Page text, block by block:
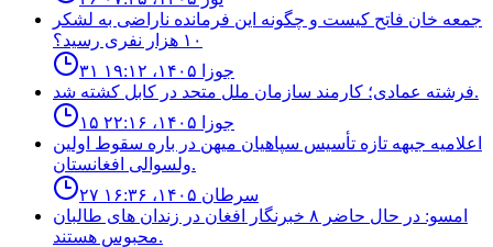
جمعه خان فاتح كيست و چگونه اين فرمانده ناراضى به لشكر
١٠ هزار نفرى رسيد؟
۳۱ جوزا ۱۴۰۵، ۱۹:۱۲
فرشته عمادى؛ كارمند سازمان ملل متحد در كابل كشته شد.
۱۵ جوزا ۱۴۰۵، ۲۲:۱۶
اعلاميه جبهه تازه تأسيس سپاهيان ميهن در باره سقوط اولين
ولسوالى افغانستان.
۲۷ سرطان ۱۴۰۵، ۱۶:۳۶
امسو: در حال حاضر ۸ خبرنگار افغان در زندان‌ های طالبان
محبوس هستند.